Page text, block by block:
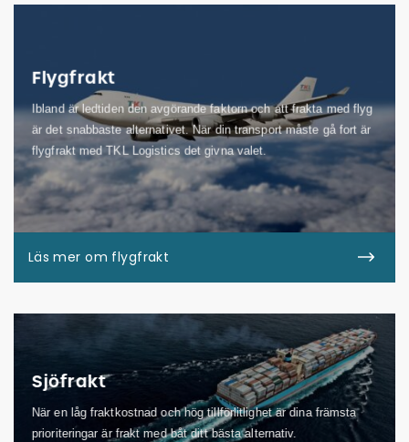
Flygfrakt
Ibland är ledtiden den avgörande faktorn och att frakta med flyg
är det snabbaste alternativet. När din transport måste gå fort är
flygfrakt med TKL Logistics det givna valet.
Läs mer om flygfrakt
Sjöfrakt
När en låg fraktkostnad och hög tillförlitlighet är dina främsta
prioriteringar är frakt med båt ditt bästa alternativ.